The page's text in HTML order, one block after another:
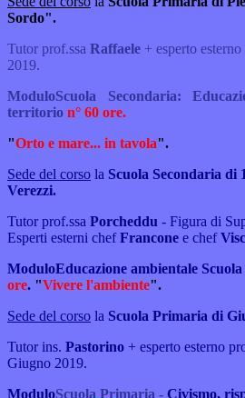
Sordo".
Tutor prof.ssa Raffaele + esperto esterno
2019.
ModuloScuola Secondaria:
territorio n° 60 ore.
"Orto e mare... in tavola".
Sede del corso la Scuola Secondaria di
Verezzi.
Tutor prof.ssa Porcheddu - Figura di
Esperti esterni chefFrancone e chef
ModuloEducazione ambientale
ore. "Vivere l'ambiente".
Sede del corso la Scuola Primaria di
Tutor ins. Pastorino + esperto esterno
Giugno 2019.
ModuloScuola Primaria - Civismo,